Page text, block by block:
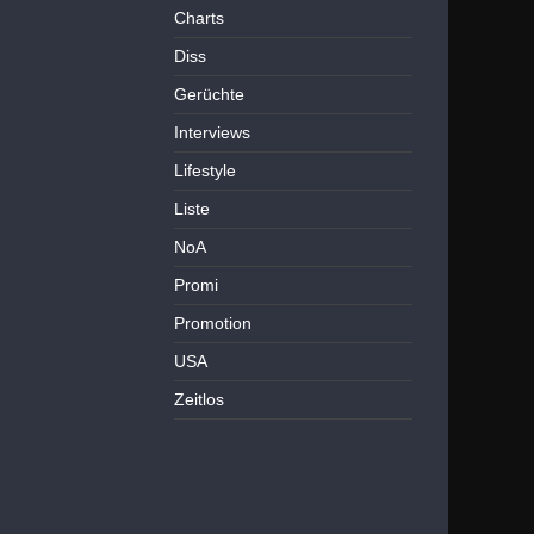
Charts
Diss
Gerüchte
Interviews
Lifestyle
Liste
NoA
Promi
Promotion
USA
Zeitlos